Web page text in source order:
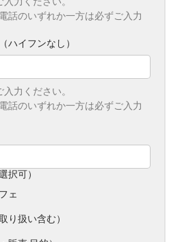
話のいずれか一方は必ずご入力
ハイフンなし）
力ください。
話のいずれか一方は必ずご入力
択可）
ェ
り扱い含む）